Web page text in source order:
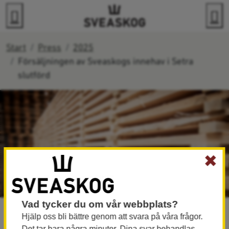
Gå direkt till innehållet
Start Press
2025
Försäljningen av Sveaskogs innehav i Setra
slutförd
30 april 2025 kl 13:01
✖
Vad tycker du om vår webbplats?
Hjälp oss bli bättre genom att svara på våra frågor.